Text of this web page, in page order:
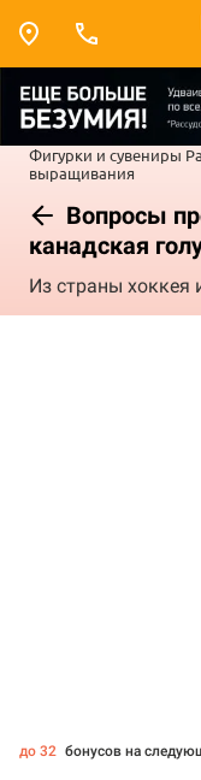
Фигурки и сувениры
выращивания
Вопросы
канадская
Из страны хоккея
до 32 бонусов на